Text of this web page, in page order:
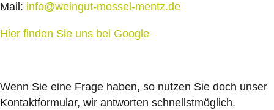
Mail: info@weingut-mossel-mentz.de
Hier finden Sie uns bei Google
Wenn Sie eine Frage haben, so nutzen Sie doch unser
Kontaktformular, wir antworten schnellstmöglich.